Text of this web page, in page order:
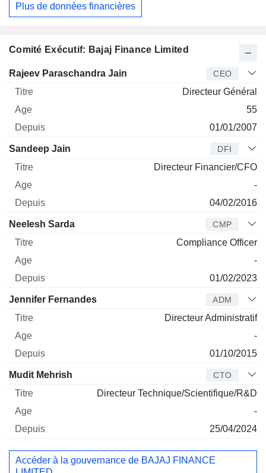
Comité Exécutif: Bajaj Finance Limited
Dirigeant Titre Age Depuis
Rajeev Paraschandra Jain CEO
Directeur Général
55
01/01/2007
Sandeep Jain DFI
Directeur Financier/CFO
-
04/02/2016
Neelesh Sarda CMP
Compliance Officer
-
01/02/2023
Jennifer Fernandes ADM
Directeur Administratif
-
01/10/2015
Mudit Mehrish CTO
Directeur Technique/Scientifique/R&D
-
25/04/2024
Accéder à la gouvernance de BAJAJ FINANCE
Plus de données financières